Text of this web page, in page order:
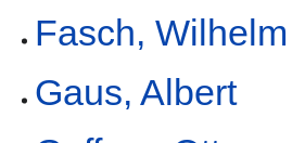
Fasch, Wilhelm
Gaus, Albert